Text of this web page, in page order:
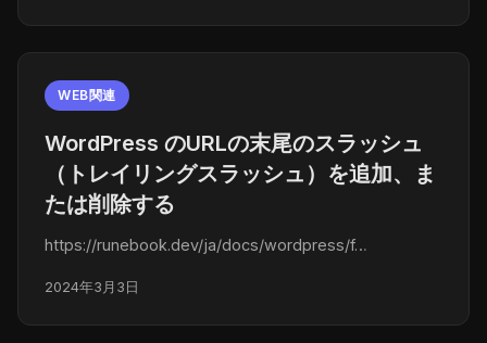
WEB関連
WordPress のURLの末尾のスラッシュ
（トレイリングスラッシュ）を追加、ま
たは削除する
https://runebook.dev/ja/docs/wordpress/f…
2024年3月3日